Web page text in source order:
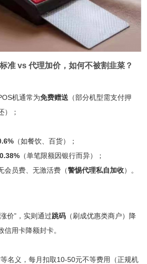
准 vs 代理加价，如何不被割韭菜？
机通常为免费赠送 （部分机型需支付押
）；
（如餐饮、百货）；
0.38% （单笔限额因银行而异）；
会员费、无激活费（警惕代理私自加收）。
价”，实则通过跳码 （刷成优惠类商户）降
用卡降额封卡。
等名义，每月扣取10-50元不等费用（正规机